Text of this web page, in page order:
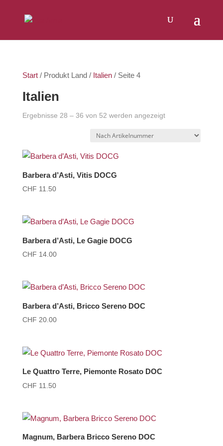
Start/ Produkt Land / Italien/ Seite 4
Italien
Ergebnisse 28 – 36 von 52 werden angezeigt
Barbera d’Asti, Vitis DOCG
CHF 11.50
Barbera d’Asti, Le Gagie DOCG
CHF 14.00
Barbera d’Asti, Bricco Sereno DOC
CHF 20.00
Le Quattro Terre, Piemonte Rosato DOC
CHF 11.50
Magnum, Barbera Bricco Sereno DOC